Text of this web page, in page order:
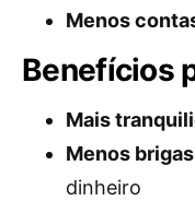
Menos
Benefícios
Mais
Menos
dinheiro